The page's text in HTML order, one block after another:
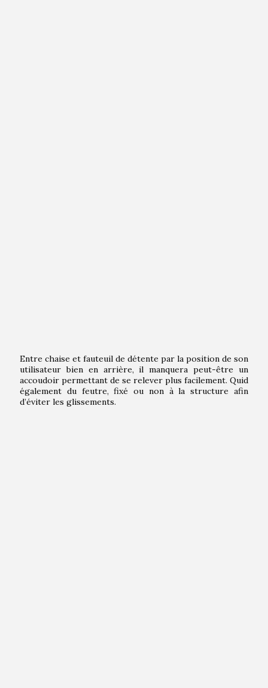
Entre chaise et fauteuil de détente par la position de son
utilisateur bien en arrière, il manquera peut-être un
accoudoir permettant de se relever plus facilement. Quid
également du feutre, fixé ou non à la structure afin
d’éviter les glissements.